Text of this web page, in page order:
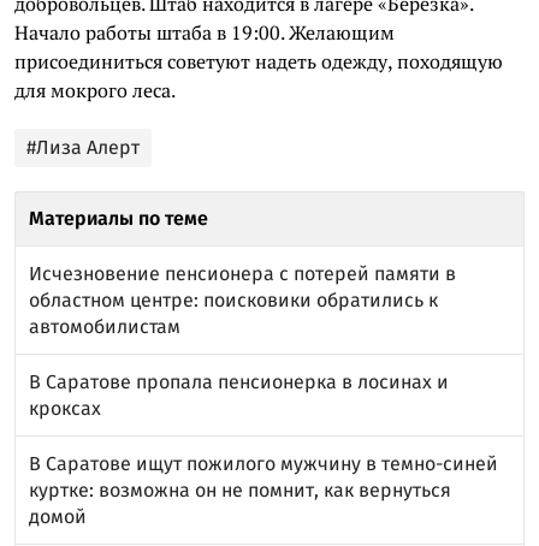
Начало работы штаба в 19:00. Желающим
присоединиться советуют надеть одежду, походящую
для мокрого леса.
#Лиза Алерт
Материалы по теме
Исчезновение пенсионера с потерей памяти в
областном центре: поисковики обратились к
автомобилистам
В Саратове пропала пенсионерка в лосинах и
кроксах
В Саратове ищут пожилого мужчину в темно-синей
куртке: возможна он не помнит, как вернуться
домой